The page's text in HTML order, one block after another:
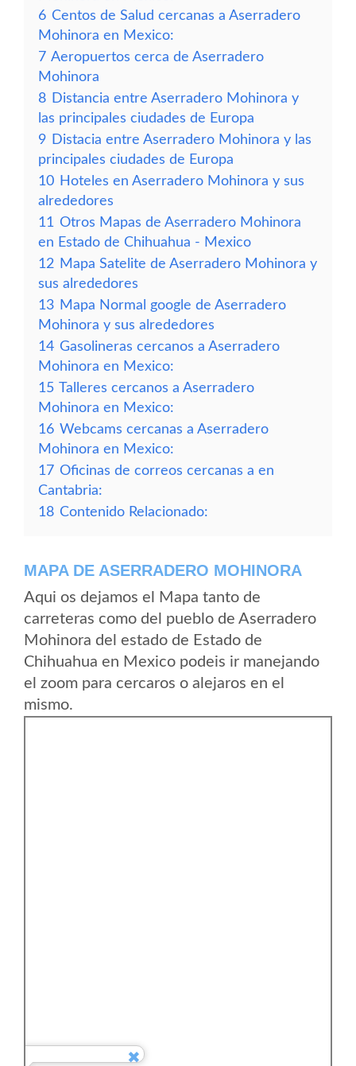
6 Centos de Salud cercanas a Aserradero
Mohinora en Mexico:
7 Aeropuertos cerca de Aserradero
Mohinora
8 Distancia entre Aserradero Mohinora y
las principales ciudades de Europa
9 Distacia entre Aserradero Mohinora y las
principales ciudades de Europa
10 Hoteles en Aserradero Mohinora y sus
alrededores
11 Otros Mapas de Aserradero Mohinora
en Estado de Chihuahua - Mexico
12 Mapa Satelite de Aserradero Mohinora y
sus alrededores
13 Mapa Normal google de Aserradero
Mohinora y sus alrededores
14 Gasolineras cercanos a Aserradero
Mohinora en Mexico:
15 Talleres cercanos a Aserradero
Mohinora en Mexico:
16 Webcams cercanas a Aserradero
Mohinora en Mexico:
17 Oficinas de correos cercanas a en
Cantabria:
18 Contenido Relacionado:
MAPA DE ASERRADERO MOHINORA
Aqui os dejamos el Mapa tanto de
carreteras como del pueblo de Aserradero
Mohinora del estado de Estado de
Chihuahua en Mexico podeis ir manejando
el zoom para cercaros o alejaros en el
mismo.